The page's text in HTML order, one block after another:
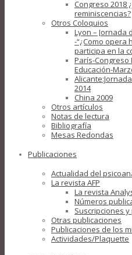
Congreso 2018
reminiscencias?
Otros Coloquios
Lyon – Jornada
-“¿Como opera
participa en la
París-
Educación-
2014
China 2009
Otros artículos
Notas de lectura
Bibliografía
Mesas Redondas
Publicaciones
Actualidad del
La revista AFP
La revista
Números
Suscripciones
Otras publicaciones
Publicaciones de los
Actividades/Plaquette